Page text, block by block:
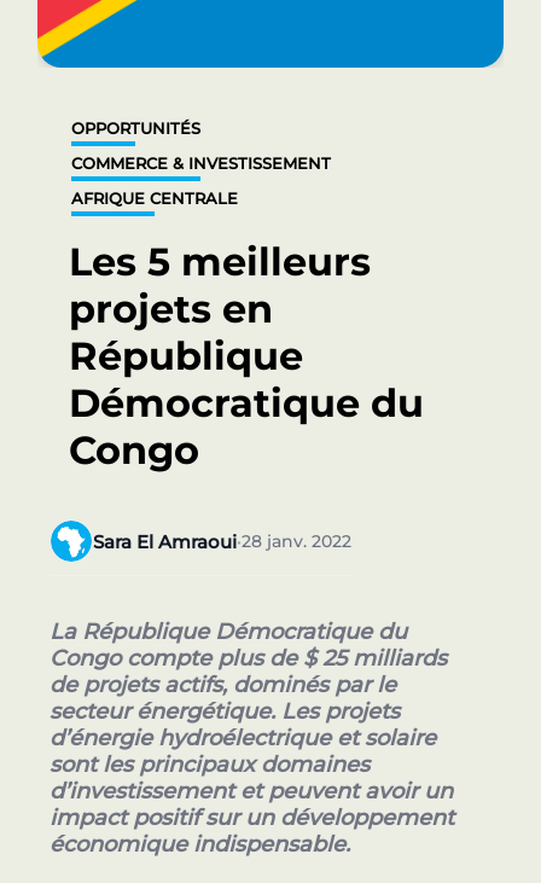
OPPORTUNITÉS
COMMERCE & INVESTISSEMENT
AFRIQUE CENTRALE
Les 5 meilleurs
projets en
République
Démocratique du
Congo
Sara El Amraoui•28 janv. 2022
La République Démocratique du
Congo compte plus de $ 25 milliards
de projets actifs, dominés par le
secteur énergétique. Les projets
d’énergie hydroélectrique et solaire
sont les principaux domaines
d’investissement et peuvent avoir un
impact positif sur un développement
économique indispensable.